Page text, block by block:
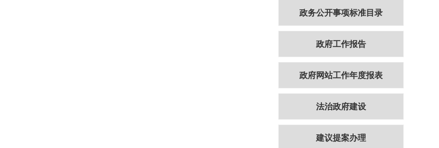
政务公开事项标准目录
政府工作报告
政府网站工作年度报表
法治政府建设
建议提案办理